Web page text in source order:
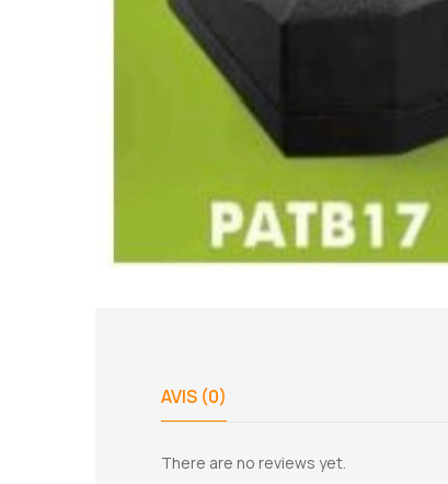
AVIS (0)
There are no reviews yet.